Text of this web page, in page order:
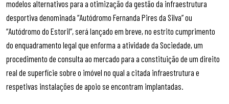
modelos alternativos para a otimização da gestão da infraestrutura
desportiva denominada “Autódromo Fernanda Pires da Silva” ou
“Autódromo do Estoril”, será lançado em breve, no estrito cumprimento
do enquadramento legal que enforma a atividade da Sociedade, um
procedimento de consulta ao mercado para a constituição de um direito
real de superfície sobre o imóvel no qual a citada infraestrutura e
respetivas instalações de apoio se encontram implantadas.